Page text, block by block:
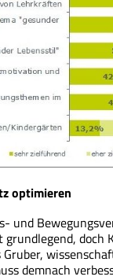
optimieren
und
doch
demnach